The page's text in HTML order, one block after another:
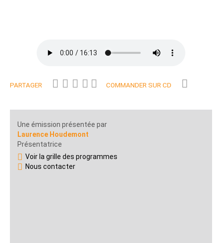
PARTAGER COMMANDER SUR CD
Une émission présentée par
Laurence Houdemont
Présentatrice
Voir la grille des programmes
Nous contacter